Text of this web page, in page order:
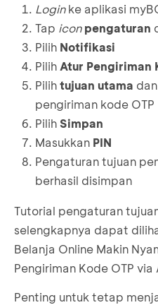
Loginke aplikasi
Tap iconpengaturan
Pilih Notifikasi
Pilih Atur Pengiriman
Pilihtujuan utama dan
pengiriman kode OTP
PilihSimpan
Masukkan PIN
Pengaturan tujuan
berhasil disimpan
Tutorial pengaturan
selengkapnya dapat
Belanja Online Makin
Pengiriman Kode OTP via
Penting untuk tetap